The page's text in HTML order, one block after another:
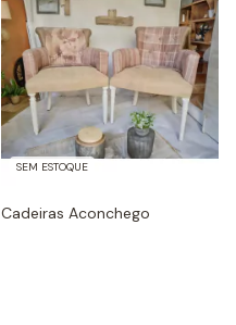
SEM ESTOQUE
Cadeiras Aconchego